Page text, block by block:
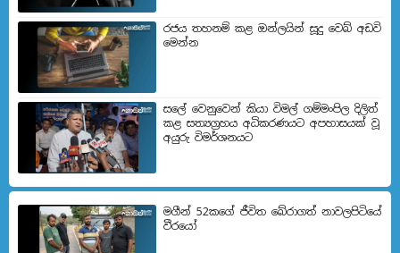
රජය තහනම් කළ ඔන්ලයින් සූදු වෙබ් අඩවි
මෙන්න
සලේ වෙනුවෙන් කියා විමල් ගම්මංපිල දිලිත්
කළ සත්‍යග්‍රහය අධිකරණයට අපහාසයක් වූ
අයුරු විමර්ශනයට
මගීන් 52කගේ ජීවිත බේරා­ගත් නාව­ල­පි­ටියේ
වීරයෝ